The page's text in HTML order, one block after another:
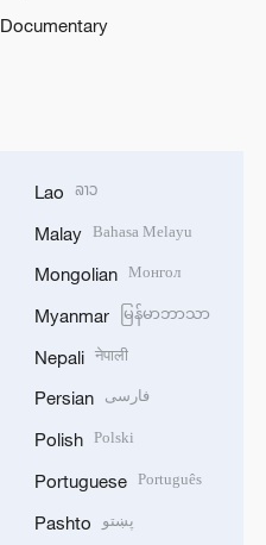
Documentary
Lao ລາວ
Malay Bahasa Melayu
Mongolian Монгол
Myanmar မြန်မာဘာသာ
Nepali नेपाली
Persian فارسی
Polish Polski
Portuguese Português
Pashto پښتو